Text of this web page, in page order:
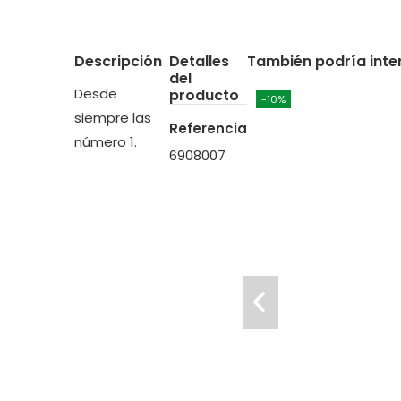
Descripción
Desde
siempre las
número 1.
Detalles
del
producto
Referencia
6908007
También podría
-10%